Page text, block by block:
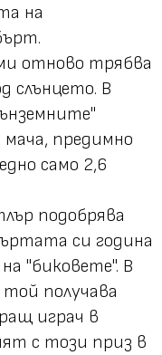
на
отново трябва
слънцето. В
предимно
само 2,6
подобрява
си година
"биковете". В
получава
играч в
с този приз в